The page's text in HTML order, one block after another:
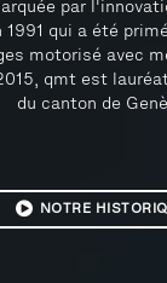
par
1991 qui a été
motorisé avec
qmt est
du canton de
NOTRE